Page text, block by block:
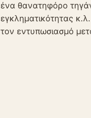
ένα θανατηφόρο
εγκληματικότητας
τον εντυπωσιασμό